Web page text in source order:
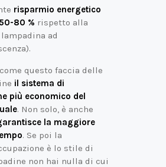
risparmio energetico
50-80 % rispetto alla
ad
questo faccia delle
il sistema di
più economico del
. Non solo, è anche
la maggiore
. Se poi la
è lo stile di
non hai nulla di cui